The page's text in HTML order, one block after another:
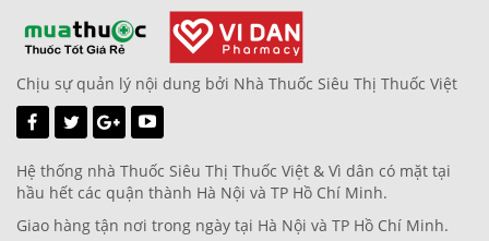
Chịu sự quản lý nội dung bởi Nhà Thuốc Siêu Thị Thuốc Việt
Hệ thống nhà Thuốc Siêu Thị Thuốc Việt & Vì dân có mặt tại
hầu hết các quận thành Hà Nội và TP Hồ Chí Minh.
Giao hàng tận nơi trong ngày tại Hà Nội và TP Hồ Chí Minh.